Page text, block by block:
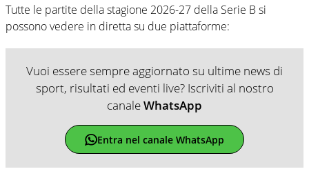
Tutte le partite della stagione 2026-27 della Serie B si
possono vedere in diretta su due piattaforme:
Vuoi essere sempre aggiornato su ultime news di
sport, risultati ed eventi live? Iscriviti al nostro
canaleWhatsApp
Entra nel canale WhatsApp